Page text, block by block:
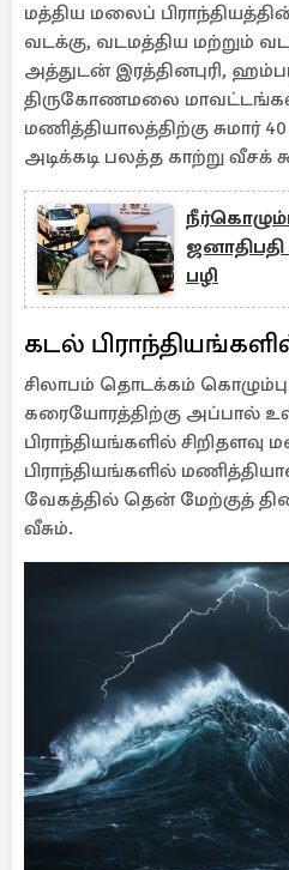
மத்திய மலைப் பிராந்தியத்தின்
வடக்கு, வடமத்திய மற்றும்
அத்துடன் இரத்தினபுரி,
திருகோணமலை
மணித்தியாலத்திற்கு சுமார்
அடிக்கடி பலத்த காற்று வீசக்
ஜனாதிபதி
பழி
கடல்
சிலாபம் தொடக்கம்
கரையோரத்திற்கு அப்பால்
பிராந்தியங்களில்
பிராந்தியங்களில்
வேகத்தில் தென் மேற்குத்
வீசும்.